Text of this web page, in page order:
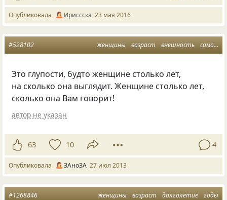
Опубликовала Ириссска 23 мая 2016
женщины возраст внешность самочувствие
#528102
Это глупости, будто женщине столько лет,
на сколько она выглядит. Женщине столько лет,
сколько она Вам говорит!
автор не указан
63 10 4
Опубликовала ЗАноЗА 27 июл 2013
женщины возраст долголетие годы
#1268846